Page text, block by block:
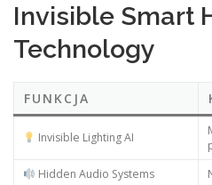
Invisible Smart
Technology
FUNKCJA
Invisible Lighting AI
Hidden Audio Systems